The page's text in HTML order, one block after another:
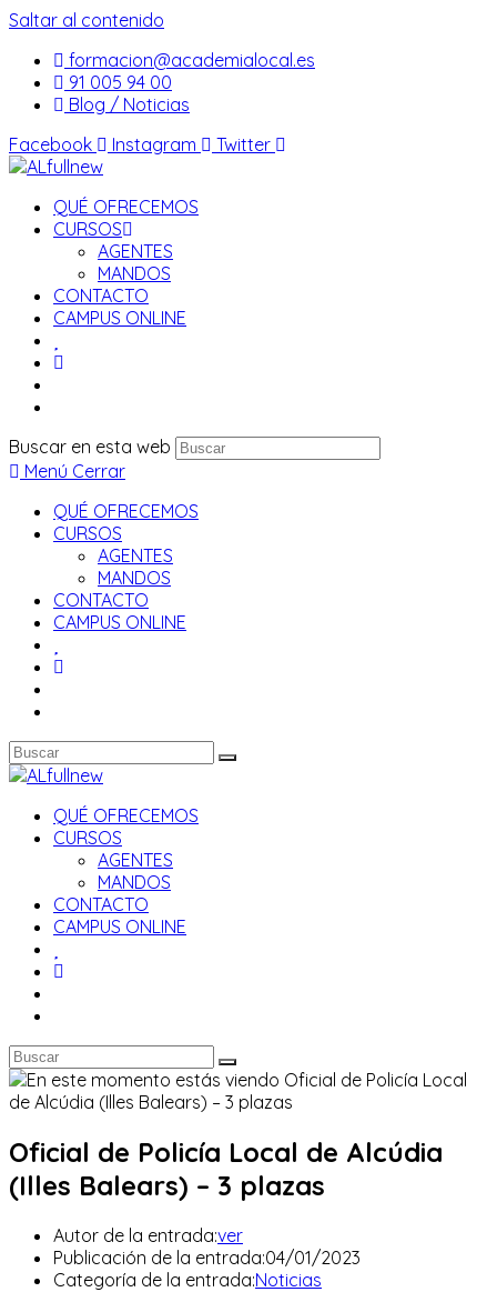
Saltar al contenido
formacion@academialocal.es
91 005 94 00
Blog / Noticias
Facebook
Instagram Twitter
QUÉ OFRECEMOS
CURSOS
AGENTES
MANDOS
CONTACTO
CAMPUS ONLINE
Buscar en esta web
Menú Cerrar
QUÉ OFRECEMOS
CURSOS
AGENTES
MANDOS
CONTACTO
CAMPUS ONLINE
QUÉ OFRECEMOS
CURSOS
AGENTES
MANDOS
CONTACTO
CAMPUS ONLINE
Oficial de Policía Local de Alcúdia
(Illes Balears) – 3 plazas
Autor de la entrada:ver
Publicación de la entrada:04/01/2023
Categoría de la entrada:Noticias